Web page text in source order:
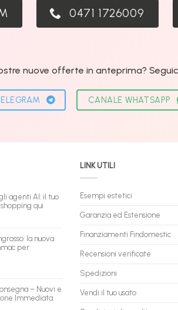
0471 1726009
nuove offerte in anteprima?
CANALE WHATSAPP
agenti AI: il tuo
qui
la nuova
per
– Nuovi e
Immediata
LINK UTILI
Esempi estetici
Garanzia ed Estensione
Finanziamenti Findomestic
Recensioni verificate
Spedizioni
Vendi il tuo usato